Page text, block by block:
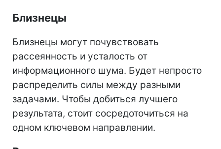
Близнецы
Близнецы могут почувствовать
рассеянность и усталость от
информационного шума. Будет непросто
распределить силы между разными
задачами. Чтобы добиться лучшего
результата, стоит сосредоточиться на
одном ключевом направлении.